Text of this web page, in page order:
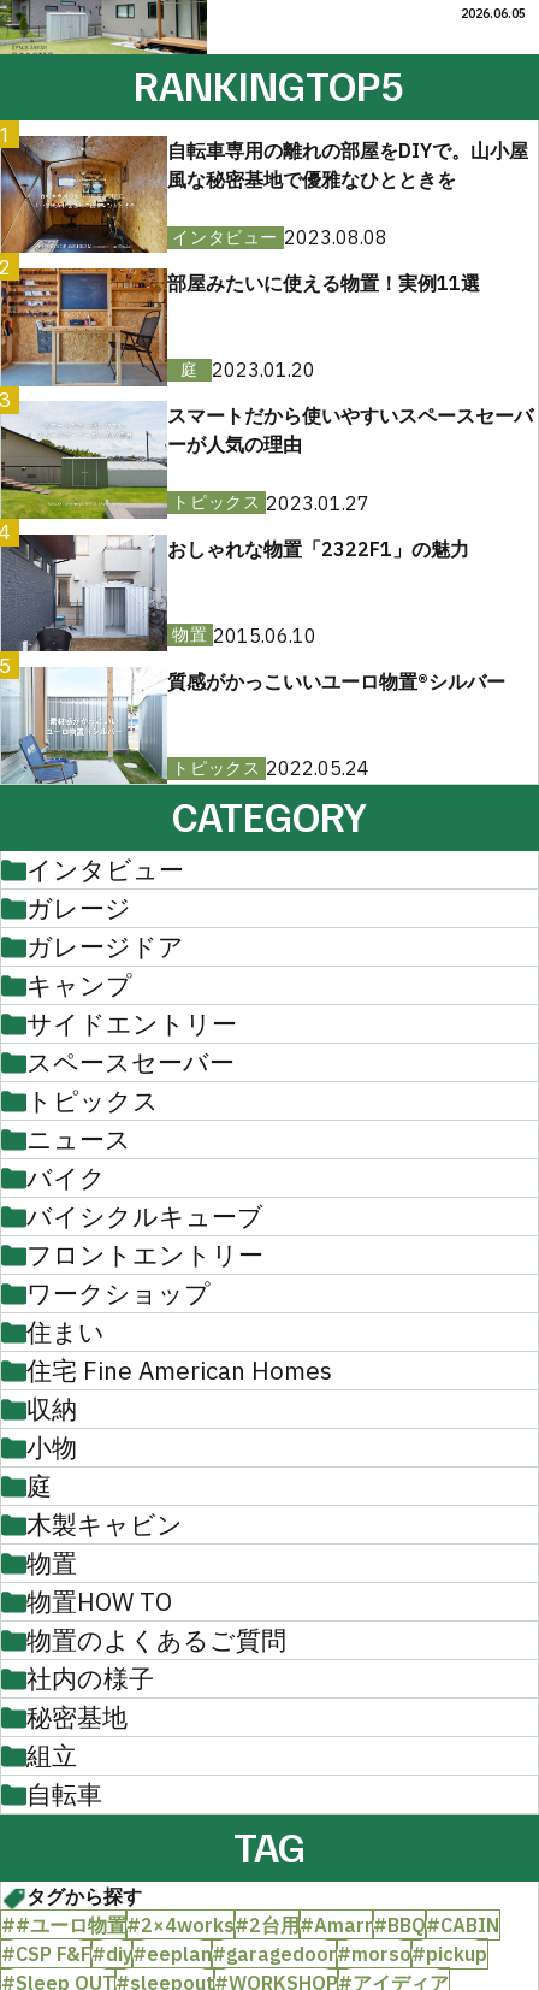
2026.06.05
RANKINGTOP5
1
自転車専用の離れの部屋をDIYで。山小屋
風な秘密基地で優雅なひとときを
インタビュー 2023.08.08
2
部屋みたいに使える物置！実例11選
庭
2023.01.20
スマートだから使いやすいスペースセーバ
ーが人気の理由
トピックス 2023.01.27
おしゃれな物置「2322F1」の魅力
物置 2015.06.10
質感がかっこいいユーロ物置®︎シルバー
トピックス 2022.05.24
CATEGORY
インタビュー
ガレージ
ガレージドア
キャンプ
サイドエントリー
スペースセーバー
トピックス
ニュース
バイク
バイシクルキューブ
フロントエントリー
ワークショップ
住まい
住宅 Fine American Homes
収納
小物
庭
木製キャビン
物置
物置HOW TO
物置のよくあるご質問
社内の様子
秘密基地
組立
自転車
TAG
タグから探す
##ユーロ物置#2×4works#2台用#Amarr#BBQ#CABIN
#CSP F&F#diy#eeplan#garagedoor#morso#pickup
#Sleep OUT#sleepout#WORKSHOP#アイディア